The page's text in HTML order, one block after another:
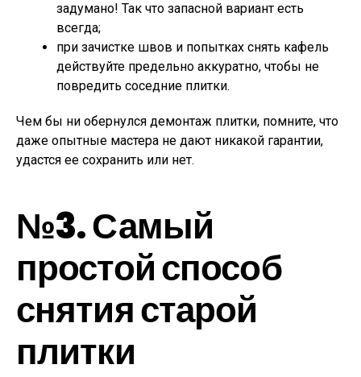
задумано! Так что запасной вариант есть
всегда;
при зачистке швов и попытках снять кафель
действуйте предельно аккуратно, чтобы не
повредить соседние плитки.
Чем бы ни обернулся демонтаж плитки, помните, что
даже опытные мастера не дают никакой гарантии,
удастся ее сохранить или нет.
№3. Самый
простой способ
снятия старой
плитки